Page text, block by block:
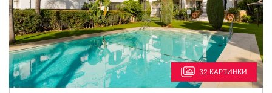
32 КАРТИНКИ